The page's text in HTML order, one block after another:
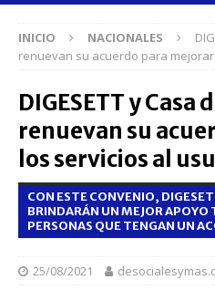
INICIO NACIONALES
renuevan su acuerdo para
DIGESETT y
renuevan su
los servicios al
CON ESTE CONVENIO,
BRINDARÁN UN MEJOR APOYO
PERSONAS QUE TENGAN UN
25/08/2021